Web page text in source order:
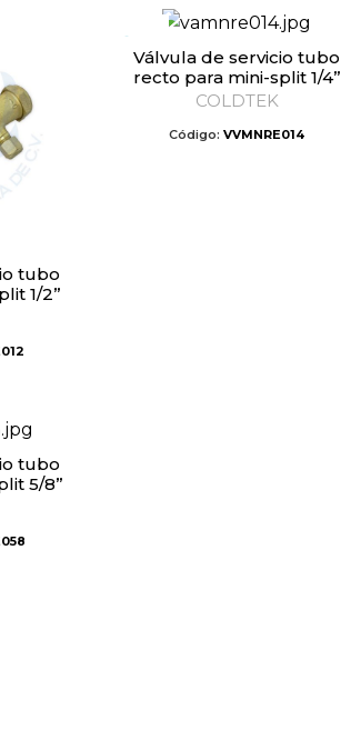
1/2”
Válvula de servicio tubo
recto para mini-split 1/4”
COLDTEK
Código: VVMNRE014
5/8”